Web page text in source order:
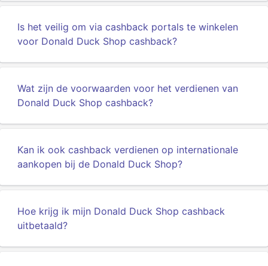
Is het veilig om via cashback portals te winkelen
voor Donald Duck Shop cashback?
Wat zijn de voorwaarden voor het verdienen van
Donald Duck Shop cashback?
Kan ik ook cashback verdienen op internationale
aankopen bij de Donald Duck Shop?
Hoe krijg ik mijn Donald Duck Shop cashback
uitbetaald?